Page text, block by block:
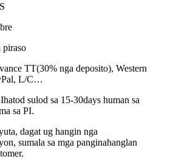
S
piraso
TT(30% nga deposito), Western
L/C…
Ihatod sulod sa 15-30days human sa
sa PI.
dagat ug hangin nga
sumala sa mga panginahanglan